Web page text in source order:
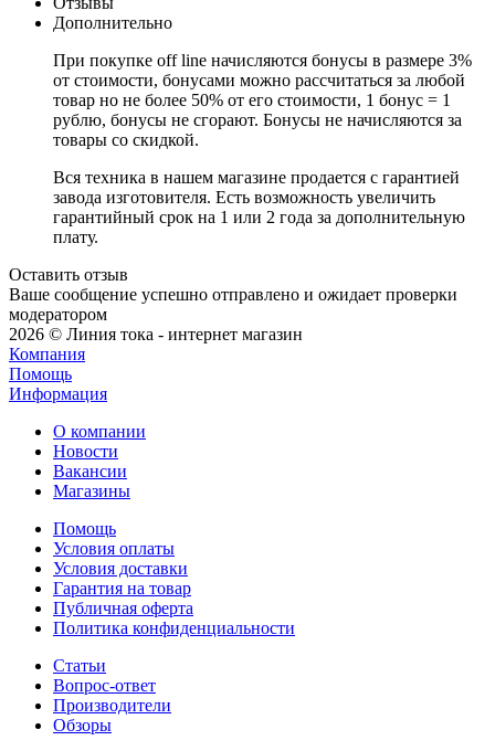
Дополнительно
При покупке off line начисляются бонусы в размере 3%
от стоимости, бонусами можно рассчитаться за любой
товар но не более 50% от его стоимости, 1 бонус = 1
рублю, бонусы не сгорают. Бонусы не начисляются за
товары со скидкой.
Вся техника в нашем магазине продается с гарантией
завода изготовителя. Есть возможность увеличить
гарантийный срок на 1 или 2 года за дополнительную
плату.
Оставить отзыв
Ваше сообщение успешно отправлено и ожидает проверки
модератором
2026 © Линия тока - интернет магазин
Компания
Помощь
Информация
О компании
Новости
Вакансии
Магазины
Помощь
Условия оплаты
Условия доставки
Гарантия на товар
Публичная оферта
Политика конфиденциальности
Статьи
Вопрос-ответ
Производители
Обзоры